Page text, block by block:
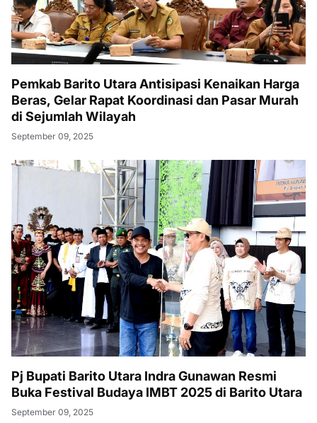
Pemkab Barito Utara Antisipasi Kenaikan Harga
Beras, Gelar Rapat Koordinasi dan Pasar Murah
di Sejumlah Wilayah
September 09, 2025
Pj Bupati Barito Utara Indra Gunawan Resmi
Buka Festival Budaya IMBT 2025 di Barito Utara
September 09, 2025